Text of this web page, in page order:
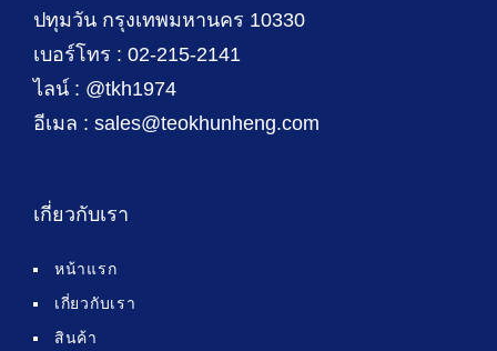
ปทุมวัน กรุงเทพมหานคร 10330
เบอร์โทร : 02-215-2141
ไลน์ : @tkh1974
อีเมล : sales@teokhunheng.com
เกี่ยวกับเรา
หน้าแรก
เกี่ยวกับเรา
สินค้า